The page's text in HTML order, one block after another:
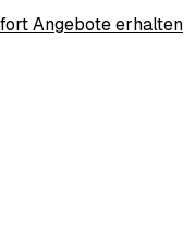
Angebote erhalten